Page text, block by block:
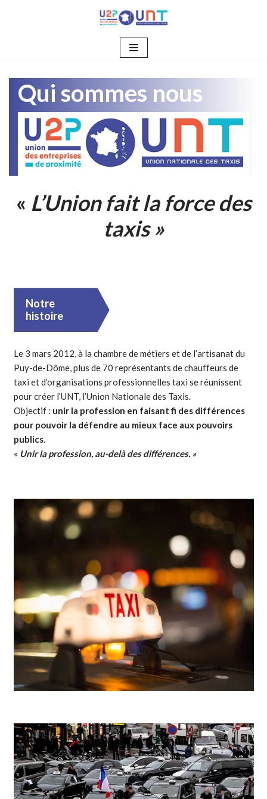
Qui sommes nous
« L’Union fait la force des
taxis »
Notre
histoire
Le 3 mars 2012, à la chambre de métiers et de l’artisanat du
Puy-de-Dôme, plus de 70 représentants de chauffeurs de
taxi et d’organisations professionnelles taxi se réunissent
pour créer l’UNT, l’Union Nationale des Taxis.
Objectif : unir la profession en faisant fi des différences
pour pouvoir la défendre au mieux face aux pouvoirs
publics.
« Unir la profession, au-delà des différences. »